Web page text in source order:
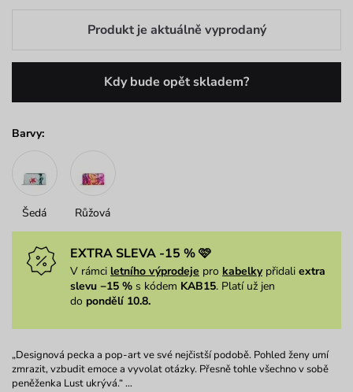
Produkt je aktuálně vyprodaný
Kdy bude opět skladem?
Barvy:
Šedá Růžová
EXTRA SLEVA -15 % 🩷
V rámci letního výprodeje pro kabelkypřidali extra
slevu −15 % s kódem KAB15. Platí už jen
do pondělí 10.8.
„Designová pecka a pop-art ve své nejčistší podobě. Pohled ženy umí
zmrazit, vzbudit emoce a vyvolat otázky. Přesně tohle všechno v sobě
peněženka Lust ukrývá.“ …